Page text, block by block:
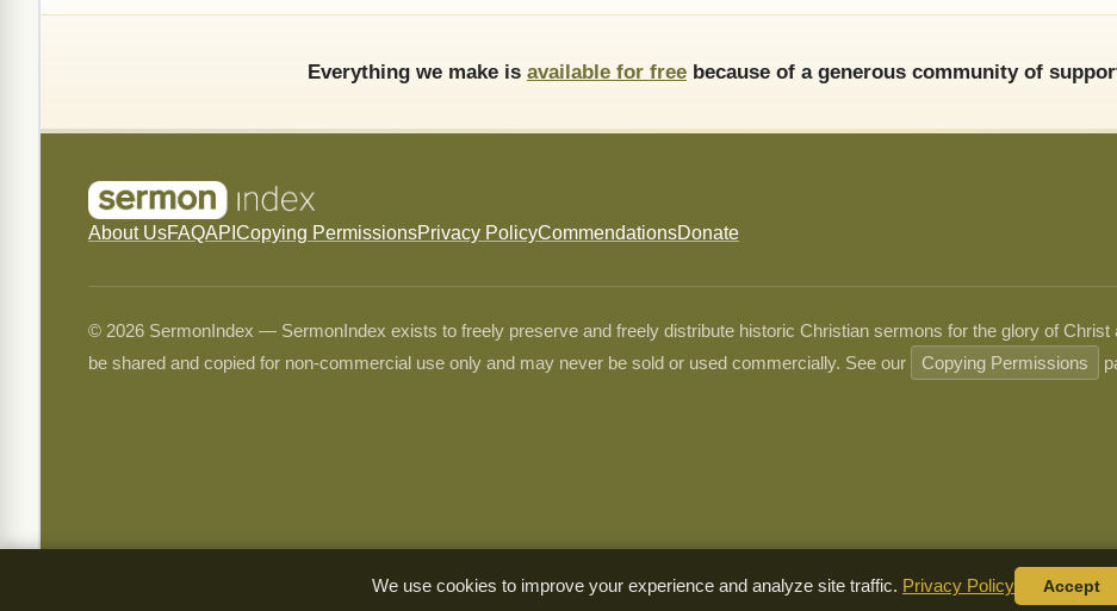
Everything we make is available for free because of a generous community of
About UsFAQAPI Copying PermissionsPrivacy PolicyCommendationsDonate
© 2026 SermonIndex — SermonIndex exists to freely preserve and freely distribute historic Christian sermons for the glory of
be shared and copied for non-commercial use only and may never be sold or used commercially. See our
Copying Permissions
We use cookies to improve your experience and analyze site traffic. Privacy Policy Accept